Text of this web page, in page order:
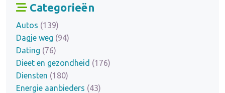
Categorieën
Autos (139)
Dagje weg (94)
Dating (76)
Dieet en gezondheid (176)
Diensten (180)
Energie aanbieders (43)